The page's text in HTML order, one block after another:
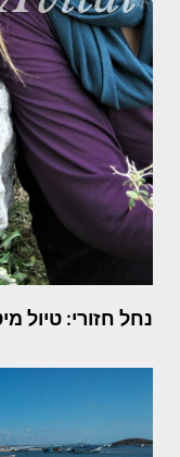
נחל חזורי: טיול